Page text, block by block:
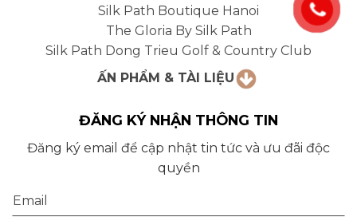
Silk Path Boutique Hanoi
The Gloria By Silk Path
Silk Path Dong Trieu Golf & Country Club
ẤN PHẨM & TÀI LIỆU
ĐĂNG KÝ NHẬN THÔNG TIN
Đăng ký email để cập nhật tin tức và ưu đãi độc
quyền